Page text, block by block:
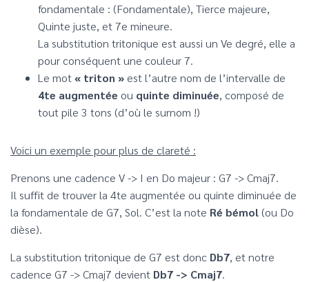
fondamentale : (Fondamentale), Tierce majeure,
Quinte juste, et 7e mineure.
La substitution tritonique est aussi un Ve degré, elle a
pour conséquent une couleur 7.
Le mot« triton » est l’autre nom de l’intervalle de
4te augmentée ou quinte diminuée, composé de
tout pile 3 tons (d’où le surnom !)
Voici un exemple pour plus de clareté :
Prenons une cadence V -> I en Do majeur : G7 -> Cmaj7.
Il suffit de trouver la 4te augmentée ou quinte diminuée de
la fondamentale de G7, Sol. C’est la note Ré bémol (ou Do
dièse).
La substitution tritonique de G7 est donc Db7, et notre
cadence G7 -> Cmaj7 devient Db7 -> Cmaj7.